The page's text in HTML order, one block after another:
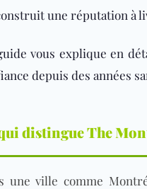
une réputation à
vous explique en
depuis des années
distingue The
une ville comme